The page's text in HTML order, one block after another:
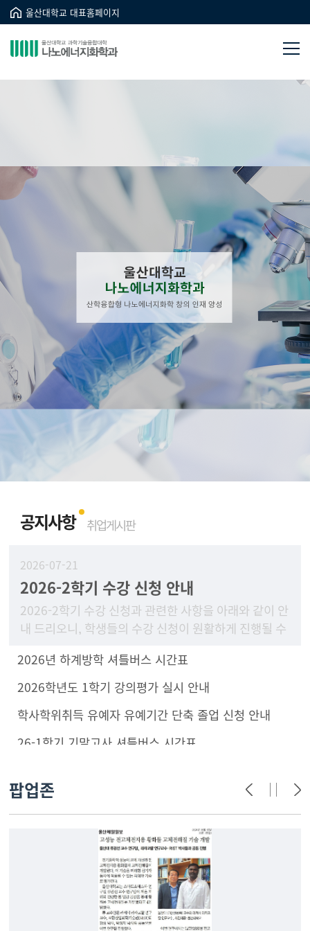
울산대학교 대표홈페이지
공지사항 취업게시판
2026-07-21
2026-2학기 수강 신청 안내
2026-2학기 수강 신청과 관련한 사항을 아래와 같이 안
내 드리오니, 학생들의 수강 신청이 원활하게 진행될 수
주시기 바랍니
2026년 하계방학 셔틀버스 시간표
2026학년도 1학기 강의평가 실시 안내
학사학위취득 유예자 유예기간 단축 졸업 신청 안내
26-1학기 기말고사 셔틀버스 시간표
팝업존